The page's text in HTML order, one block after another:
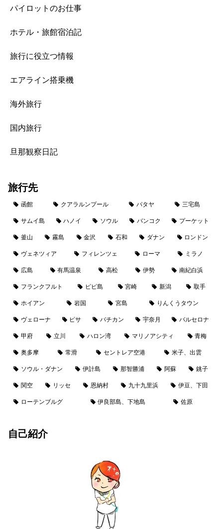
パイロットのお仕事
ホテル・旅館宿泊記
旅行に役立つ情報
エアライン搭乗機
海外旅行
国内旅行
旦那観察日記
旅行先
函館 クアラルンプール パタヤ 三宅島
サムイ島 ハノイ ソウル バンコク プーケット
釜山 霧島 金沢 石和 ダナン ロンドン
ヴェネツィア フィレンツェ ローマ ミラノ
広島 有馬温泉 高松 伊勢 南紀白浜
フランクフルト ピピ島 宮崎 新潟 取手
ホイアン 岩国 宮島 りんくうタウン
ヴェローナ ピサ バチカン 宇奈月 バルセロナ
甲府 立川 ハロン湾 マリノアシティ 青梅
奥多摩 常滑 セントレア空港 米子、出雲
ソウル・ダナン 伊計島 那智勝浦 阿蘇 銚子
関空 リッセ 恩納村 九十九里浜 伊豆、下田
ローテンブルグ 伊良部島、下地島 佐原
自己紹介